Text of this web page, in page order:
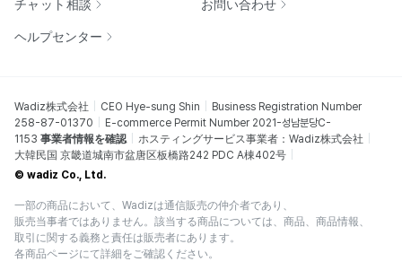
チャット相談 お問い合わせ
ヘルプセンター
Wadiz株式会社 CEO Hye-sung Shin
Business Registration Number
258-87-01370
E-commerce Permit Number 2021-성남분당C-
1153 事業者情報を確認
ホスティングサービス事業者：Wadiz株式会社
大韓民国 京畿道城南市盆唐区板橋路242 PDC A棟402号
© wadiz Co., Ltd.
一部の商品において、Wadizは通信販売の仲介者であり、
販売当事者ではありません。該当する商品については、商品、商品情報、
取引に関する義務と責任は販売者にあります。
各商品ページにて詳細をご確認ください。